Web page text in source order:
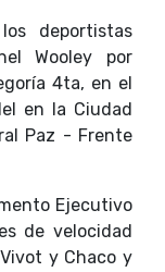
deportistas
Wooley por
4ta, en el
en la Ciudad
Paz - Frente
Ejecutivo
de velocidad
y Chaco y